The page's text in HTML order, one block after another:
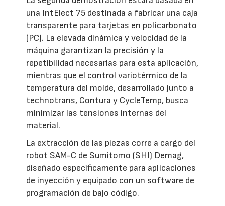
una IntElect 75 destinada a fabricar una caja
transparente para tarjetas en policarbonato
(PC). La elevada dinámica y velocidad de la
máquina garantizan la precisión y la
repetibilidad necesarias para esta aplicación,
mientras que el control variotérmico de la
temperatura del molde, desarrollado junto a
technotrans, Contura y CycleTemp, busca
minimizar las tensiones internas del
material.
La extracción de las piezas corre a cargo del
robot SAM-C de Sumitomo (SHI) Demag,
diseñado específicamente para aplicaciones
de inyección y equipado con un software de
programación de bajo código.